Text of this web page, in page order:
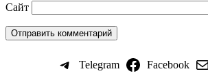
Сайт
Telegram Facebook